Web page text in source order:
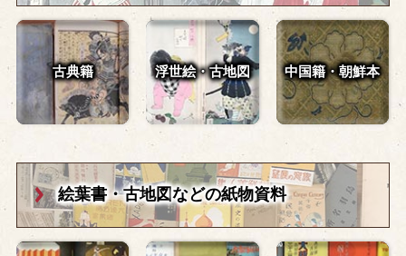
古典籍 浮世絵・古地図 中国籍・朝鮮本
絵葉書・古地図などの紙物資料